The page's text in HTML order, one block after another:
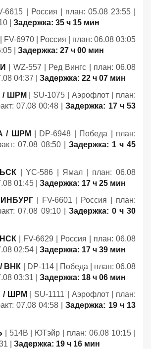
6615 | Россия | план: 05.08 23:55 |
| Задержка: 35 ч 15 мин
| FV-6970 | Россия | план: 06.08 03:05
| Задержка: 27 ч 00 мин
| WZ-557 | Ред Вингс | план: 06.08
04:37 | Задержка: 22 ч 07 мин
/ ШРМ | SU-1075 | Аэрофлот | план:
07.08 00:48 |Задержка: 17 ч 53
/ ШРМ | DP-6948 | Победа | план:
07.08 08:50 | Задержка: 1 ч 45
| YC-586 | Ямал | план: 06.08
01:45 | Задержка: 17 ч 25 мин
| FV-6601 | Россия | план:
07.08 09:10 | Задержка: 0 ч 30
| FV-6629 | Россия | план: 06.08
02:54 | Задержка: 17 ч 39 мин
ВНК | DP-114 | Победа | план: 06.08
03:31 | Задержка: 18 ч 06 мин
/ ШРМ
| SU-1111 | Аэрофлот | план:
07.08 04:58 |Задержка: 19 ч 13
| 514B | ЮТэйр | план: 06.08 10:15 |
| Задержка: 19 ч 16 мин